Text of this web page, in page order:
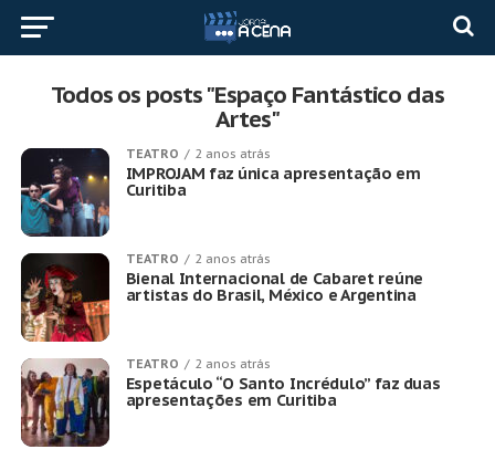
Todos os posts "Espaço Fantástico das
Artes"
TEATRO 2 anos atrás
IMPROJAM faz única apresentação em
Curitiba
TEATRO 2 anos atrás
Bienal Internacional de Cabaret reúne
artistas do Brasil, México e Argentina
TEATRO 2 anos atrás
Espetáculo “O Santo Incrédulo” faz duas
apresentações em Curitiba